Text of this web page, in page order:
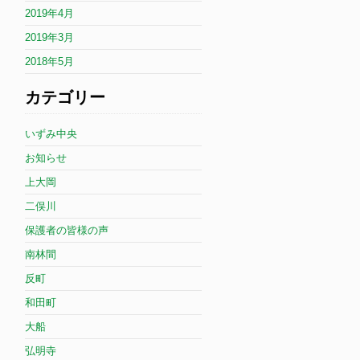
2019年4月
2019年3月
2018年5月
カテゴリー
いずみ中央
お知らせ
上大岡
二俣川
保護者の皆様の声
南林間
反町
和田町
大船
弘明寺